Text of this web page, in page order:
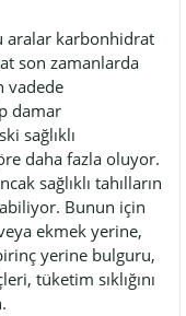
aralar karbonhidrat
son zamanlarda
vadede
damar
sağlıklı
daha fazla oluyor.
sağlıklı tahılların
Bunun için
ekmek yerine,
yerine bulguru,
tüketim sıklığını